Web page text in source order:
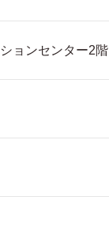
ョンセンター2階